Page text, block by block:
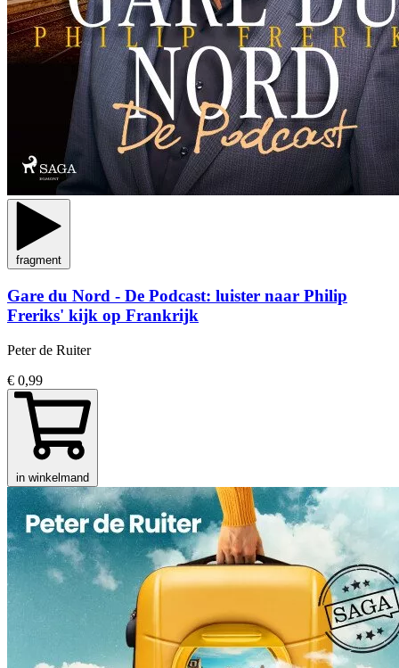
fragment
Gare du Nord - De Podcast: luister naar Philip
Freriks' kijk op Frankrijk
Peter de Ruiter
€ 0,99
in winkelmand